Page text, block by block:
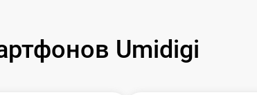
Umidigi